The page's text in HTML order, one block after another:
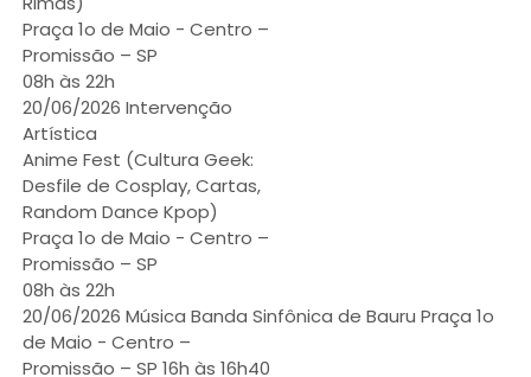
Praça 1o de Maio - Centro –
Promissão – SP
08h às 22h
20/06/2026 Intervenção
Artística
Anime Fest (Cultura Geek:
Desfile de Cosplay, Cartas,
Random Dance Kpop)
Praça 1o de Maio - Centro –
Promissão – SP
08h às 22h
20/06/2026 Música Banda Sinfônica de Bauru Praça 1o
de Maio - Centro –
Promissão – SP 16h às 16h40